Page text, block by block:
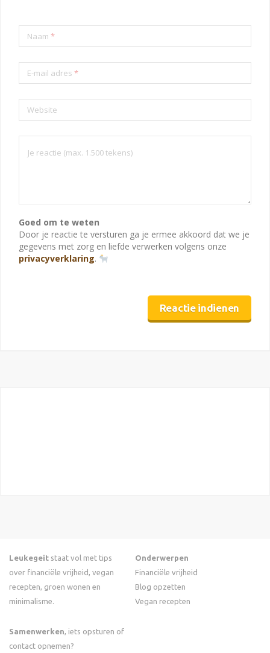
Naam *
E-mail adres *
Website
Goed om te weten
Door je reactie te versturen ga je ermee akkoord dat we je
gegevens met zorg en liefde verwerken volgens onze
privacyverklaring.
Leukegeit staat vol met tips
over financiële vrijheid, vegan
recepten, groen wonen en
minimalisme.
Samenwerken, iets opsturen of
contact opnemen?
Onderwerpen
Financiële vrijheid
Blog opzetten
Vegan recepten